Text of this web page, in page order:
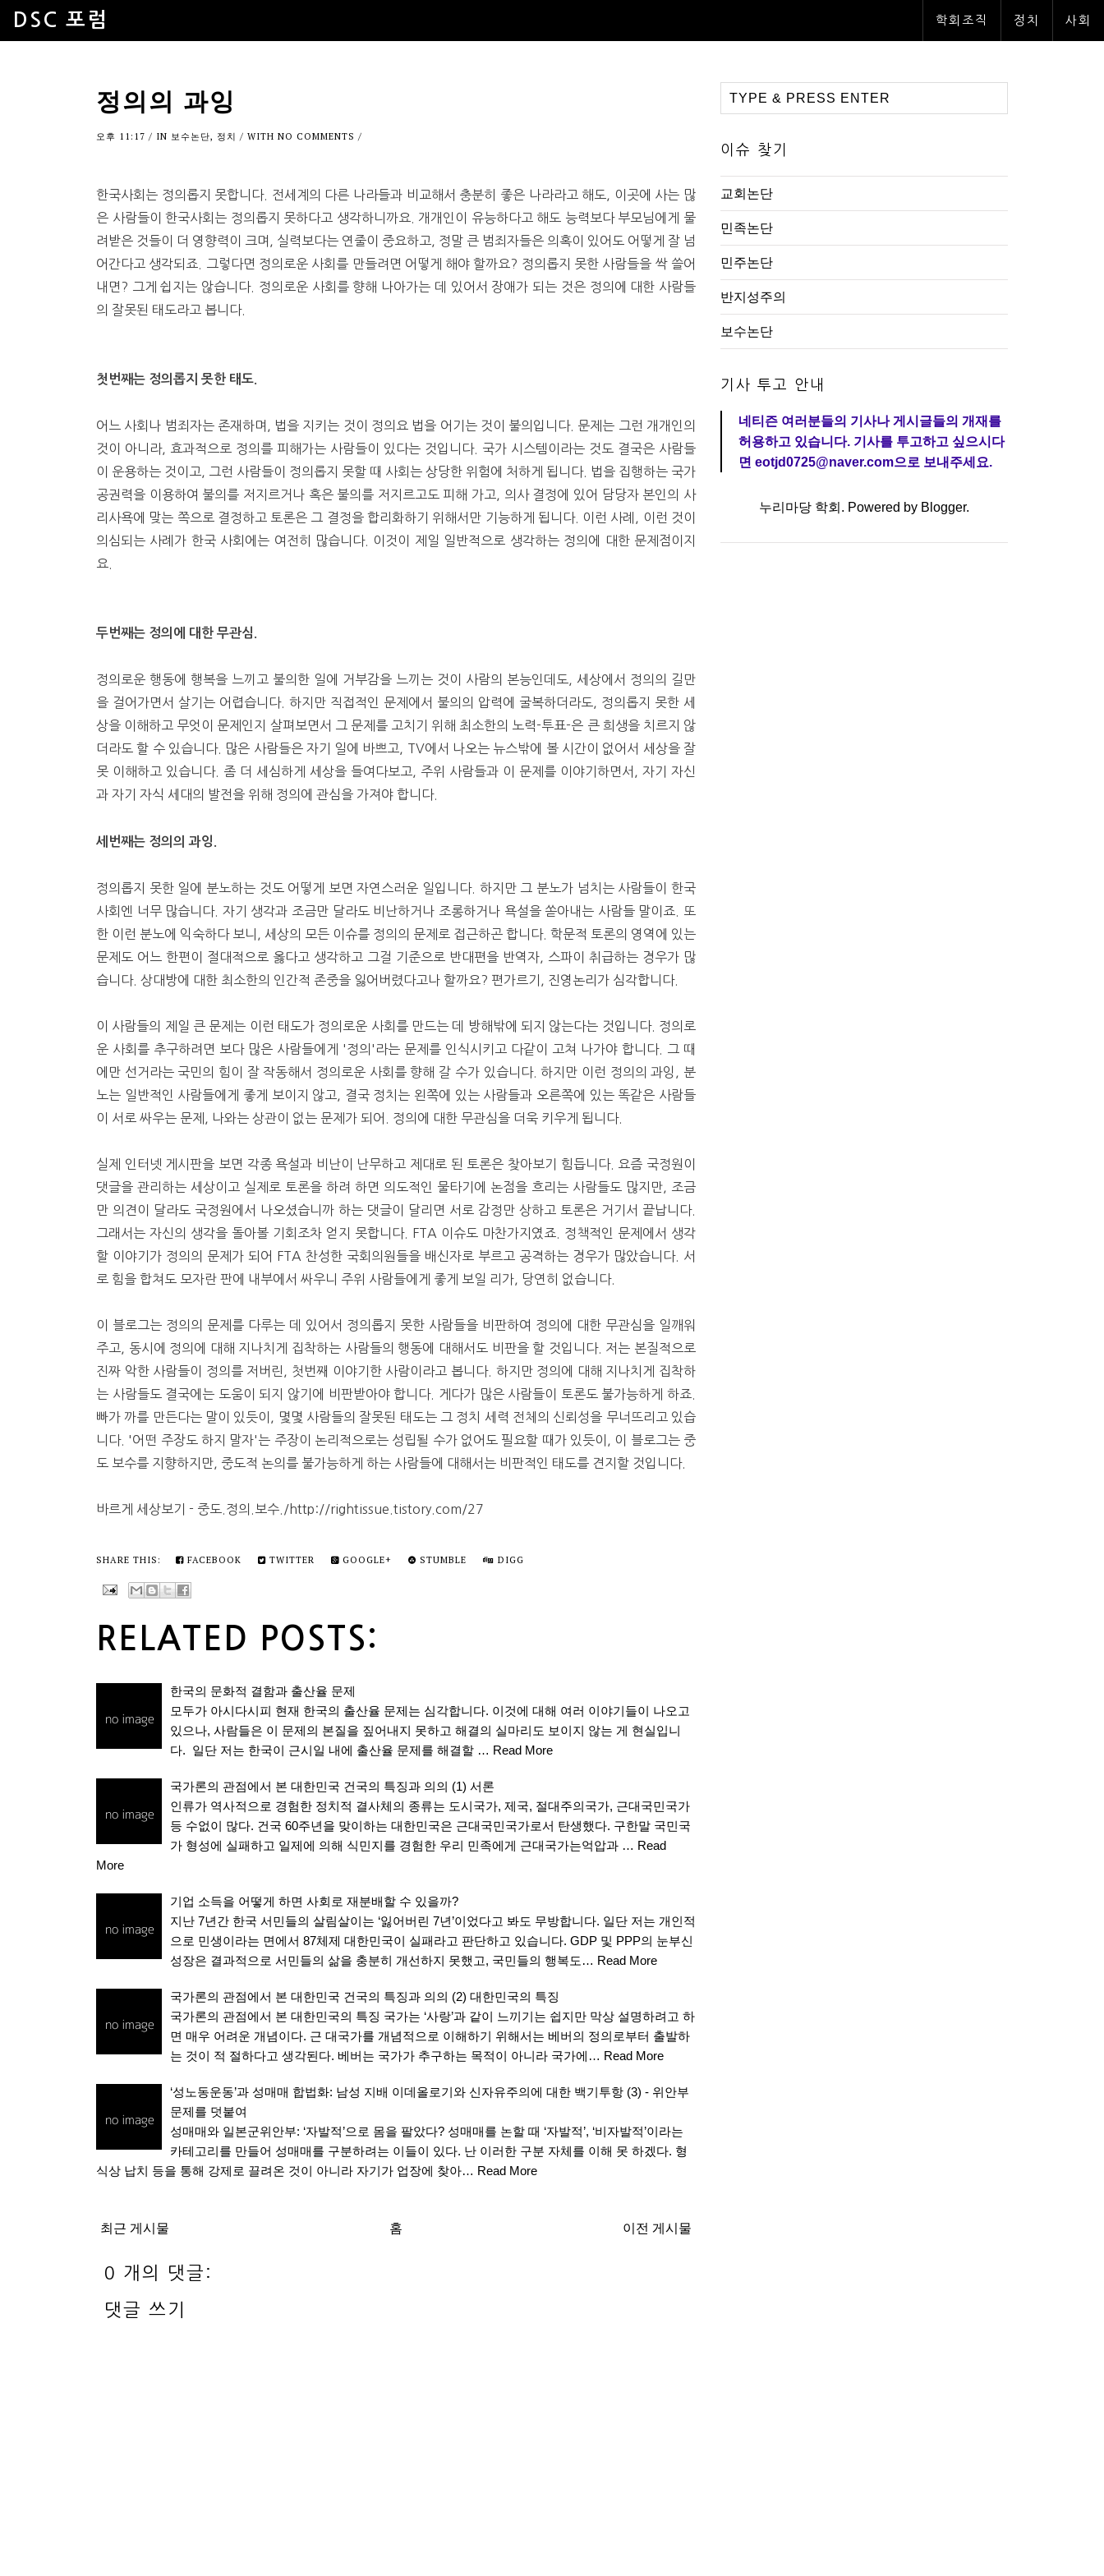
DSC 포럼 학회조직 정치 사회
정의의 과잉
오후 11:17 / IN 보수논단, 정치 / WITH NO COMMENTS /
한국사회는 정의롭지 못합니다. 전세계의 다른 나라들과 비교해서 충분히 좋은 나라라고 해도, 이곳에 사는 많
은 사람들이 한국사회는 정의롭지 못하다고 생각하니까요. 개개인이 유능하다고 해도 능력보다 부모님에게 물
려받은 것들이 더 영향력이 크며, 실력보다는 연줄이 중요하고, 정말 큰 범죄자들은 의혹이 있어도 어떻게 잘 넘
어간다고 생각되죠. 그렇다면 정의로운 사회를 만들려면 어떻게 해야 할까요? 정의롭지 못한 사람들을 싹 쓸어
내면? 그게 쉽지는 않습니다. 정의로운 사회를 향해 나아가는 데 있어서 장애가 되는 것은 정의에 대한 사람들
의 잘못된 태도라고 봅니다.
첫번째는 정의롭지 못한 태도.
어느 사회나 범죄자는 존재하며, 법을 지키는 것이 정의요 법을 어기는 것이 불의입니다. 문제는 그런 개개인의
것이 아니라, 효과적으로 정의를 피해가는 사람들이 있다는 것입니다. 국가 시스템이라는 것도 결국은 사람들
이 운용하는 것이고, 그런 사람들이 정의롭지 못할 때 사회는 상당한 위험에 처하게 됩니다. 법을 집행하는 국가
공권력을 이용하여 불의를 저지르거나 혹은 불의를 저지르고도 피해 가고, 의사 결정에 있어 담당자 본인의 사
리사욕에 맞는 쪽으로 결정하고 토론은 그 결정을 합리화하기 위해서만 기능하게 됩니다. 이런 사례, 이런 것이
의심되는 사례가 한국 사회에는 여전히 많습니다. 이것이 제일 일반적으로 생각하는 정의에 대한 문제점이지
요.
두번째는 정의에 대한 무관심.
정의로운 행동에 행복을 느끼고 불의한 일에 거부감을 느끼는 것이 사람의 본능인데도, 세상에서 정의의 길만
을 걸어가면서 살기는 어렵습니다. 하지만 직접적인 문제에서 불의의 압력에 굴복하더라도, 정의롭지 못한 세
상을 이해하고 무엇이 문제인지 살펴보면서 그 문제를 고치기 위해 최소한의 노력-투표-은 큰 희생을 치르지 않
더라도 할 수 있습니다. 많은 사람들은 자기 일에 바쁘고, TV에서 나오는 뉴스밖에 볼 시간이 없어서 세상을 잘
못 이해하고 있습니다. 좀 더 세심하게 세상을 들여다보고, 주위 사람들과 이 문제를 이야기하면서, 자기 자신
과 자기 자식 세대의 발전을 위해 정의에 관심을 가져야 합니다.
세번째는 정의의 과잉.
정의롭지 못한 일에 분노하는 것도 어떻게 보면 자연스러운 일입니다. 하지만 그 분노가 넘치는 사람들이 한국
사회엔 너무 많습니다. 자기 생각과 조금만 달라도 비난하거나 조롱하거나 욕설을 쏟아내는 사람들 말이죠. 또
한 이런 분노에 익숙하다 보니, 세상의 모든 이슈를 정의의 문제로 접근하곤 합니다. 학문적 토론의 영역에 있는
문제도 어느 한편이 절대적으로 옳다고 생각하고 그걸 기준으로 반대편을 반역자, 스파이 취급하는 경우가 많
습니다. 상대방에 대한 최소한의 인간적 존중을 잃어버렸다고나 할까요? 편가르기, 진영논리가 심각합니다.
이 사람들의 제일 큰 문제는 이런 태도가 정의로운 사회를 만드는 데 방해밖에 되지 않는다는 것입니다. 정의로
운 사회를 추구하려면 보다 많은 사람들에게 '정의'라는 문제를 인식시키고 다같이 고쳐 나가야 합니다. 그 때
에만 선거라는 국민의 힘이 잘 작동해서 정의로운 사회를 향해 갈 수가 있습니다. 하지만 이런 정의의 과잉, 분
노는 일반적인 사람들에게 좋게 보이지 않고, 결국 정치는 왼쪽에 있는 사람들과 오른쪽에 있는 똑같은 사람들
이 서로 싸우는 문제, 나와는 상관이 없는 문제가 되어. 정의에 대한 무관심을 더욱 키우게 됩니다.
실제 인터넷 게시판을 보면 각종 욕설과 비난이 난무하고 제대로 된 토론은 찾아보기 힘듭니다. 요즘 국정원이
댓글을 관리하는 세상이고 실제로 토론을 하려 하면 의도적인 물타기에 논점을 흐리는 사람들도 많지만, 조금
만 의견이 달라도 국정원에서 나오셨습니까 하는 댓글이 달리면 서로 감정만 상하고 토론은 거기서 끝납니다.
그래서는 자신의 생각을 돌아볼 기회조차 얻지 못합니다. FTA 이슈도 마찬가지였죠. 정책적인 문제에서 생각
할 이야기가 정의의 문제가 되어 FTA 찬성한 국회의원들을 배신자로 부르고 공격하는 경우가 많았습니다. 서
로 힘을 합쳐도 모자란 판에 내부에서 싸우니 주위 사람들에게 좋게 보일 리가, 당연히 없습니다.
이 블로그는 정의의 문제를 다루는 데 있어서 정의롭지 못한 사람들을 비판하여 정의에 대한 무관심을 일깨워
주고, 동시에 정의에 대해 지나치게 집착하는 사람들의 행동에 대해서도 비판을 할 것입니다. 저는 본질적으로
진짜 악한 사람들이 정의를 저버린, 첫번째 이야기한 사람이라고 봅니다. 하지만 정의에 대해 지나치게 집착하
는 사람들도 결국에는 도움이 되지 않기에 비판받아야 합니다. 게다가 많은 사람들이 토론도 불가능하게 하죠.
빠가 까를 만든다는 말이 있듯이, 몇몇 사람들의 잘못된 태도는 그 정치 세력 전체의 신뢰성을 무너뜨리고 있습
니다. '어떤 주장도 하지 말자'는 주장이 논리적으로는 성립될 수가 없어도 필요할 때가 있듯이, 이 블로그는 중
도 보수를 지향하지만, 중도적 논의를 불가능하게 하는 사람들에 대해서는 비판적인 태도를 견지할 것입니다.
바르게 세상보기 - 중도.정의.보수./http://rightissue.tistory.com/27
SHARE THIS: FACEBOOK TWITTER GOOGLE+ STUMBLE DIGG
RELATED POSTS:
한국의 문화적 결함과 출산율 문제
모두가 아시다시피 현재 한국의 출산율 문제는 심각합니다. 이것에 대해 여러 이야기들이 나오고
있으나, 사람들은 이 문제의 본질을 짚어내지 못하고 해결의 실마리도 보이지 않는 게 현실입니
다. 일단 저는 한국이 근시일 내에 출산율 문제를 해결할 … Read More
국가론의 관점에서 본 대한민국 건국의 특징과 의의 (1) 서론
인류가 역사적으로 경험한 정치적 결사체의 종류는 도시국가, 제국, 절대주의국가, 근대국민국가
등 수없이 많다. 건국 60주년을 맞이하는 대한민국은 근대국민국가로서 탄생했다. 구한말 국민국
가 형성에 실패하고 일제에 의해 식민지를 경험한 우리 민족에게 근대국가는억압과 … Read
More
기업 소득을 어떻게 하면 사회로 재분배할 수 있을까?
지난 7년간 한국 서민들의 살림살이는 ‘잃어버린 7년’이었다고 봐도 무방합니다. 일단 저는 개인적
으로 민생이라는 면에서 87체제 대한민국이 실패라고 판단하고 있습니다. GDP 및 PPP의 눈부신
성장은 결과적으로 서민들의 삶을 충분히 개선하지 못했고, 국민들의 행복도… Read More
국가론의 관점에서 본 대한민국 건국의 특징과 의의 (2) 대한민국의 특징
국가론의 관점에서 본 대한민국의 특징 국가는 ‘사랑’과 같이 느끼기는 쉽지만 막상 설명하려고 하
면 매우 어려운 개념이다. 근 대국가를 개념적으로 이해하기 위해서는 베버의 정의로부터 출발하
는 것이 적 절하다고 생각된다. 베버는 국가가 추구하는 목적이 아니라 국가에… Read More
‘성노동운동’과 성매매 합법화: 남성 지배 이데올로기와 신자유주의에 대한 백기투항 (3) - 위안부
문제를 덧붙여
성매매와 일본군위안부: ‘자발적’으로 몸을 팔았다? 성매매를 논할 때 ‘자발적’, ‘비자발적’이라는
카테고리를 만들어 성매매를 구분하려는 이들이 있다. 난 이러한 구분 자체를 이해 못 하겠다. 형
식상 납치 등을 통해 강제로 끌려온 것이 아니라 자기가 업장에 찾아… Read More
최근 게시물 이전 게시물
홈
0 개의 댓글:
댓글 쓰기
이슈 찾기
교회논단
민족논단
민주논단
반지성주의
보수논단
기사 투고 안내
네티즌 여러분들의 기사나 게시글들의 개재를
허용하고 있습니다. 기사를 투고하고 싶으시다
면 eotjd0725@naver.com으로 보내주세요.
누리마당 학회. Powered by Blogger.